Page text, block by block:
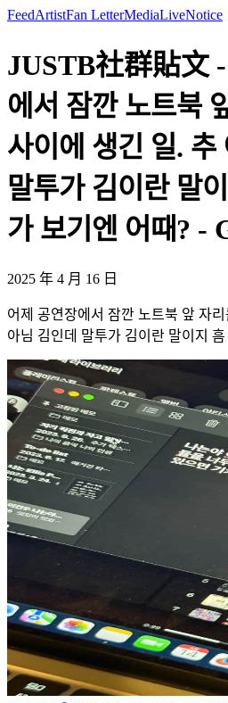
FeedArtistFan LetterMediaLiveNotice
JUSTB社群貼文
에서 잠깐 노트북
사이에 생긴 일. 추
말투가 김이란 말
가 보기엔 어때? -
2025 年 4 月 16 日
어제 공연장에서 잠깐 노트북 앞 자
아님 김인데 말투가 김이란 말이지